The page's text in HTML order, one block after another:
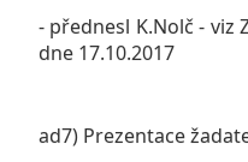
- přednesl K.Nolč - viz
dne 17.10.2017
ad7) Prezentace